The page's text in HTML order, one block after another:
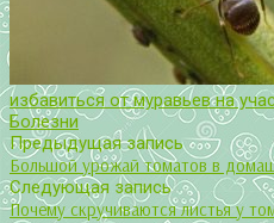
избавиться от муравьев на
Болезни
Предыдущая запись
Большой урожай томатов в
Следующая запись
Почему скручиваются листья у